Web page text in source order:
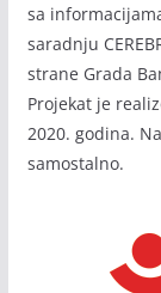
sa
saradnju
strane Grada
Projekat je
2020. godina.
samostalno.